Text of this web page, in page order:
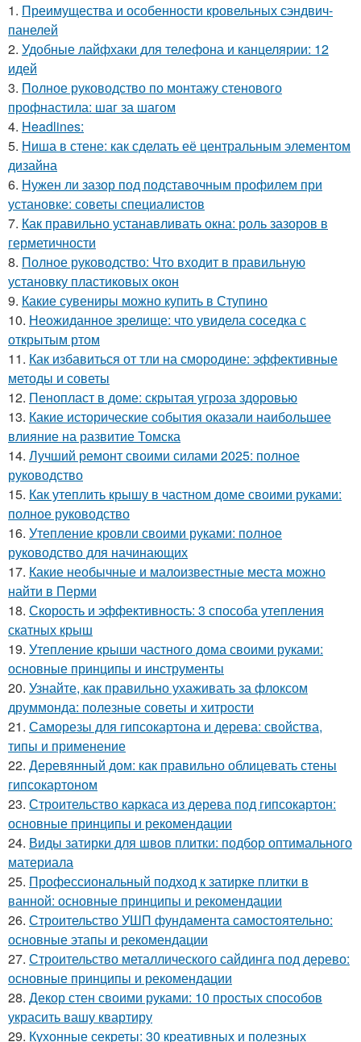
1. Преимущества и особенности кровельных сэндвич-
панелей
2. Удобные лайфхаки для телефона и канцелярии: 12
идей
3. Полное руководство по монтажу стенового
профнастила: шаг за шагом
4. Headlines:
5. Ниша в стене: как сделать её центральным элементом
дизайна
6. Нужен ли зазор под подставочным профилем при
установке: советы специалистов
7. Как правильно устанавливать окна: роль зазоров в
герметичности
8. Полное руководство: Что входит в правильную
установку пластиковых окон
9. Какие сувениры можно купить в Ступино
10. Неожиданное зрелище: что увидела соседка с
открытым ртом
11. Как избавиться от тли на смородине: эффективные
методы и советы
12. Пенопласт в доме: скрытая угроза здоровью
13. Какие исторические события оказали наибольшее
влияние на развитие Томска
14. Лучший ремонт своими силами 2025: полное
руководство
15. Как утеплить крышу в частном доме своими руками:
полное руководство
16. Утепление кровли своими руками: полное
руководство для начинающих
17. Какие необычные и малоизвестные места можно
найти в Перми
18. Скорость и эффективность: 3 способа утепления
скатных крыш
19. Утепление крыши частного дома своими руками:
основные принципы и инструменты
20. Узнайте, как правильно ухаживать за флоксом
друммонда: полезные советы и хитрости
21. Саморезы для гипсокартона и дерева: свойства,
типы и применение
22. Деревянный дом: как правильно облицевать стены
гипсокартоном
23. Строительство каркаса из дерева под гипсокартон:
основные принципы и рекомендации
24. Виды затирки для швов плитки: подбор оптимального
материала
25. Профессиональный подход к затирке плитки в
ванной: основные принципы и рекомендации
26. Строительство УШП фундамента самостоятельно:
основные этапы и рекомендации
27. Строительство металлического сайдинга под дерево:
основные принципы и рекомендации
28. Декор стен своими руками: 10 простых способов
украсить вашу квартиру
29. Кухонные секреты: 30 креативных и полезных